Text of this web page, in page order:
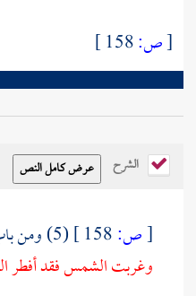
[ص:
الشرح
[ص: (5) ومن باب:
وغربت الشمس فقد أفطر